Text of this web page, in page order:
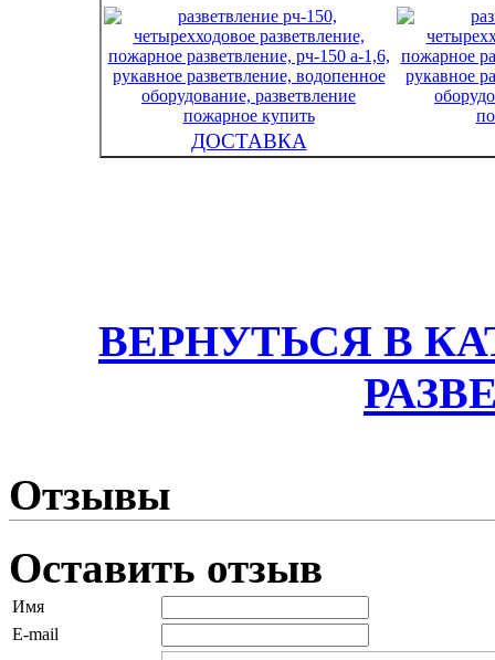
ДОСТАВКА
ВЕРНУТЬСЯ В
Отзывы
Оставить отзыв
Имя
E-mail